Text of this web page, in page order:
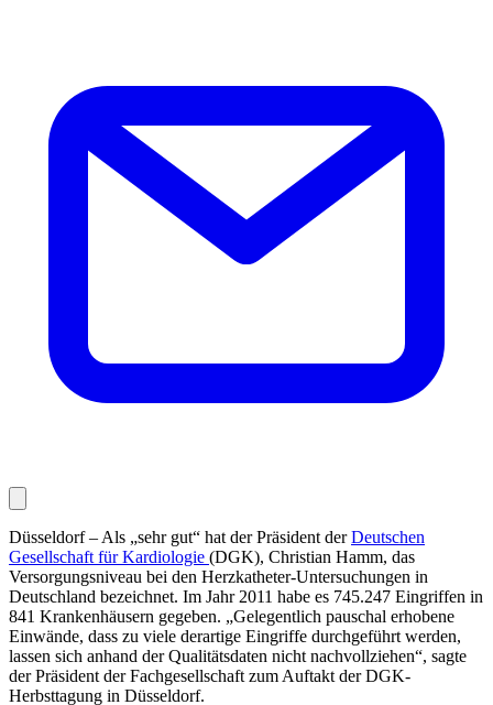
Düsseldorf – Als „sehr gut“ hat der Präsident derDeutschen
Gesellschaft für Kardiologie (DGK), Christian Hamm, das
Versorgungsniveau bei den Herzkatheter-Untersuchungen in
Deutschland bezeichnet. Im Jahr 2011 habe es 745.247 Eingriffen in
841 Kranken­häusern gegeben. „Gelegentlich pauschal erhobene
Einwände, dass zu viele derartige Eingriffe durchgeführt werden,
lassen sich anhand der Qualitätsdaten nicht nachvoll­ziehen“, sagte
der Präsident der Fachgesellschaft zum Auftakt der DGK-
Herbsttagung in Düsseldorf.